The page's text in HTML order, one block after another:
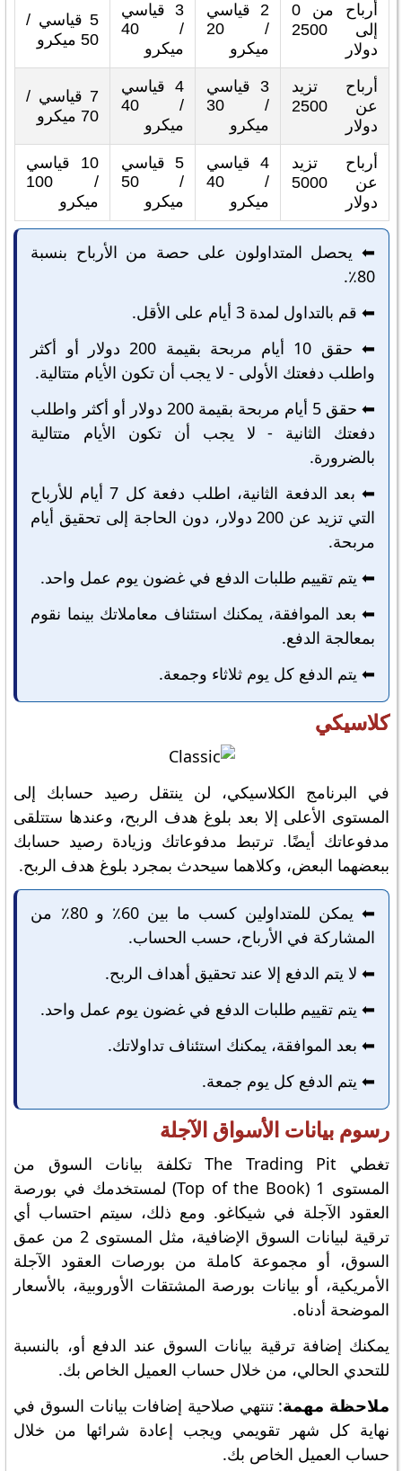
أرباح من 0
إلى 2500
دولار
2 قياسي
/ 20
ميكرو
3 قياسي
/ 40
ميكرو
5 قياسي /
50 ميكرو
أرباح تزيد
عن 2500
دولار
3 قياسي
/ 30
ميكرو
4 قياسي
/ 40
ميكرو
7 قياسي /
70 ميكرو
أرباح تزيد
عن 5000
دولار
4 قياسي
/ 40
ميكرو
5 قياسي
/ 50
ميكرو
10 قياسي
/ 100
ميكرو
⬅️ يحصل المتداولون على حصة من الأرباح بنسبة
80٪.
⬅️ قم بالتداول لمدة 3 أيام على الأقل.
⬅️ حقق 10 أيام مربحة بقيمة 200 دولار أو أكثر
واطلب دفعتك الأولى - لا يجب أن تكون الأيام متتالية.
⬅️ حقق 5 أيام مربحة بقيمة 200 دولار أو أكثر واطلب
دفعتك الثانية - لا يجب أن تكون الأيام متتالية
بالضرورة.
⬅️ بعد الدفعة الثانية، اطلب دفعة كل 7 أيام للأرباح
التي تزيد عن 200 دولار، دون الحاجة إلى تحقيق أيام
مربحة.
⬅️ يتم تقييم طلبات الدفع في غضون يوم عمل واحد.
⬅️ بعد الموافقة، يمكنك استئناف معاملاتك بينما نقوم
بمعالجة الدفع.
⬅️ يتم الدفع كل يوم ثلاثاء وجمعة.
كلاسيكي
في البرنامج الكلاسيكي، لن ينتقل رصيد حسابك إلى
المستوى الأعلى إلا بعد بلوغ هدف الربح، وعندها ستتلقى
مدفوعاتك أيضًا. ترتبط مدفوعاتك وزيادة رصيد حسابك
ببعضهما البعض، وكلاهما سيحدث بمجرد بلوغ هدف الربح.
⬅️ يمكن للمتداولين كسب ما بين 60٪ و 80٪ من
المشاركة في الأرباح، حسب الحساب.
⬅️ لا يتم الدفع إلا عند تحقيق أهداف الربح.
⬅️ يتم تقييم طلبات الدفع في غضون يوم عمل واحد.
⬅️ بعد الموافقة، يمكنك استئناف تداولاتك.
⬅️ يتم الدفع كل يوم جمعة.
رسوم بيانات الأسواق الآجلة
تغطي The Trading Pit تكلفة بيانات السوق من
المستوى 1 (Top of the Book) لمستخدمك في بورصة
العقود الآجلة في شيكاغو. ومع ذلك، سيتم احتساب أي
ترقية لبيانات السوق الإضافية، مثل المستوى 2 من عمق
السوق، أو مجموعة كاملة من بورصات العقود الآجلة
الأمريكية، أو بيانات بورصة المشتقات الأوروبية، بالأسعار
الموضحة أدناه.
يمكنك إضافة ترقية بيانات السوق عند الدفع أو، بالنسبة
للتحدي الحالي، من خلال حساب العميل الخاص بك.
ملاحظة مهمة: تنتهي صلاحية إضافات بيانات السوق في
نهاية كل شهر تقويمي ويجب إعادة شرائها من خلال
حساب العميل الخاص بك.